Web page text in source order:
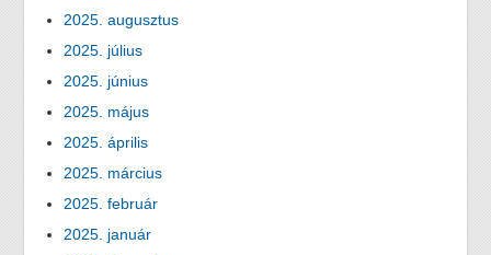
2025. augusztus
2025. július
2025. június
2025. május
2025. április
2025. március
2025. február
2025. január